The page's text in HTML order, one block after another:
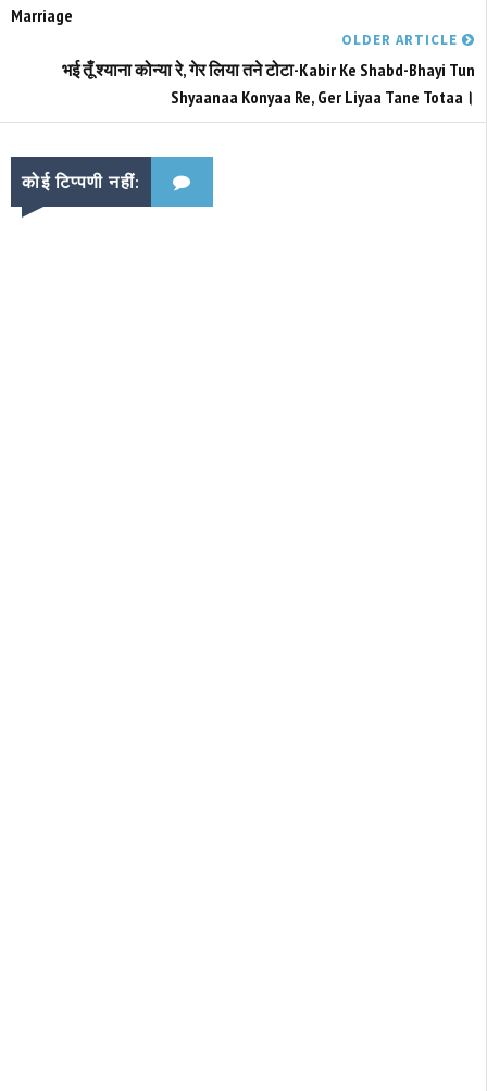
Marriage
OLDER ARTICLE
भई तूँ श्याना कोन्या रे, गेर लिया तने टोटा-Kabir Ke Shabd-Bhayi Tun
Shyaanaa Konyaa Re, Ger Liyaa Tane Totaa।
कोई टिप्पणी नहीं: